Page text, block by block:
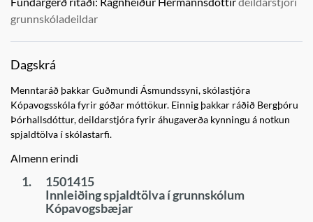
grunnskóladeildar
Dagskrá
Menntaráð þakkar Guðmundi Ásmundssyni, skólastjóra
Kópavogsskóla fyrir góðar móttökur. Einnig þakkar ráðið Bergþóru
Þórhallsdóttur, deildarstjóra fyrir áhugaverða kynningu á notkun
spjaldtölva í skólastarfi.
Almenn erindi
1.
1501415
Innleiðing spjaldtölva í grunnskólum
Kópavogsbæjar